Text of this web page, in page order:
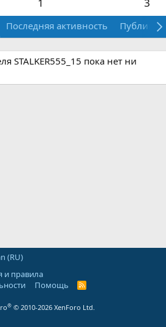
Последняя активность
STALKER555_15 пока нет ни
(RU)
и правила
Помощь
R
® © 2010-2026 XenForo Ltd.